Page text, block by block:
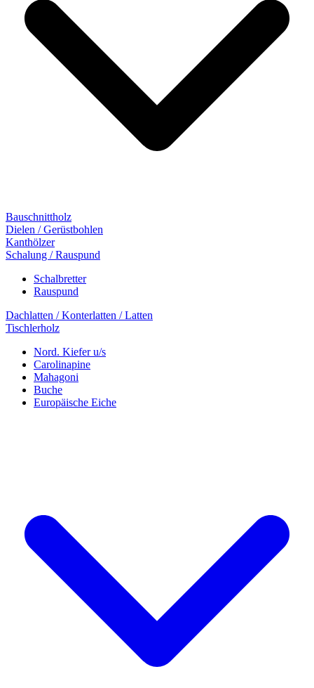
Bauschnittholz
Dielen / Gerüstbohlen
Kanthölzer
Schalung / Rauspund
Schalbretter
Rauspund
Dachlatten / Konterlatten / Latten
Tischlerholz
Nord. Kiefer u/s
Carolinapine
Mahagoni
Buche
Europäische Eiche